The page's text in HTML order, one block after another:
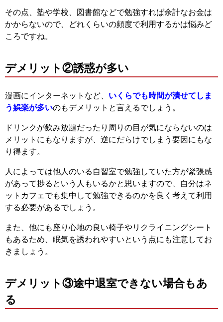
その点、塾や学校、図書館などで勉強すれば余計なお金は
かからないので、どれくらいの頻度で利用するかは悩みど
ころですね。
デメリット②誘惑が多い
漫画にインターネットなど、 いくらでも時間が潰せてしま
う娯楽が多いのもデメリットと言えるでしょう。
ドリンクが飲み放題だったり周りの目が気にならないのは
メリットにもなりますが、逆にだらけでしまう要因にもな
り得ます。
人によっては他人のいる自習室で勉強していた方が緊張感
があって捗るという人もいるかと思いますので、自分はネ
ットカフェでも集中して勉強できるのかを良く考えて利用
する必要があるでしょう。
また、他にも座り心地の良い椅子やリクライニングシート
もあるため、眠気を誘われやすいという点にも注意してお
きましょう。
デメリット③途中退室できない場合もあ
る